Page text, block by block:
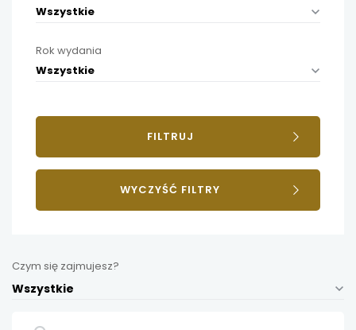
Wszystkie
Rok wydania
Wszystkie
FILTRUJ
WYCZYŚĆ FILTRY
Czym się zajmujesz?
Wszystkie